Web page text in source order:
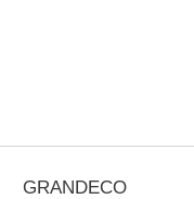
GRANDECO